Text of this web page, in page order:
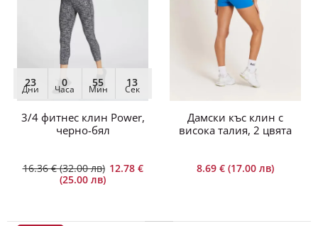
23
Дни
0
Часа
55
Мин
13
Сек
3/4 фитнес клин Power,
черно-бял
16.36 € (32.00 лв) 12.78 €
(25.00 лв)
Дамски къс клин с
висока талия, 2 цвята
8.69 € (17.00 лв)